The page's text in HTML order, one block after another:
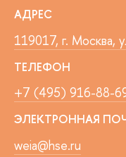
АДРЕС
119017, г. Москва,
ТЕЛЕФОН
+7 (495) 916-88-
ЭЛЕКТРОННАЯ
weia@hse.ru